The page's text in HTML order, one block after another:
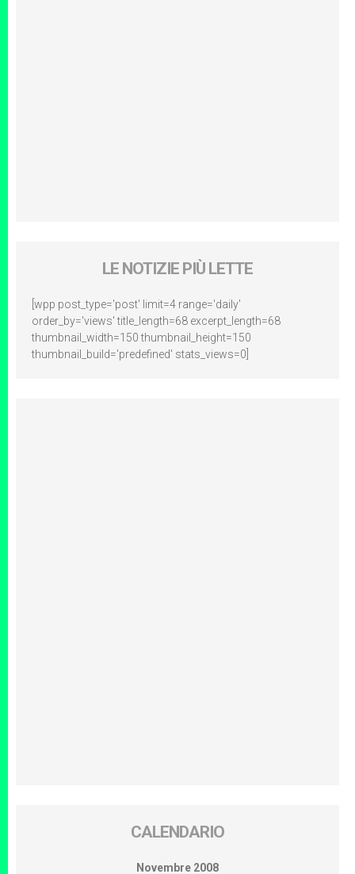
LE NOTIZIE PIÙ LETTE
[wpp post_type='post' limit=4 range='daily'
order_by='views' title_length=68 excerpt_length=68
thumbnail_width=150 thumbnail_height=150
thumbnail_build='predefined' stats_views=0]
CALENDARIO
Novembre 2008